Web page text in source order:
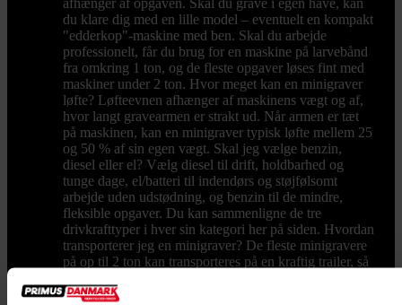
afhænger af opgaven. Skal du grave i egen have, kan
du klare dig med en lille model – eventuelt en kompakt
"edderkop"-maskine med ben. Skal du arbejde
professionelt, får du brug for en maskine på larvebånd
fra omkring 1 ton, og de fleste opgaver løses fint med
maskiner under 2 ton. Hvor meget kan en minigraver
løfte? Løfteevnen afhænger af maskinens vægt og af,
hvor langt gravearmen er strakt ud. Når armen er tæt
på maskinen, kan en minigraver typisk løfte mellem 25
og 50 % af sin egen vægt. Skal jeg vælge benzin,
diesel eller el? Vælg diesel til drift, holdbarhed og
tunge dage, el/batteri til indendørs og støjfølsomt
arbejde uden udstødning, og benzin til de mindre,
fleksible opgaver. Du kan sammenligne de tre
drivkrafttyper i hver sin kategori her på siden. Hvordan
transporterer jeg en minigraver? De fleste minigravere
på op til 2 ton kan transporteres på en kraftig trailer, så
trailer med tilstrækkelig totalvægt og en god